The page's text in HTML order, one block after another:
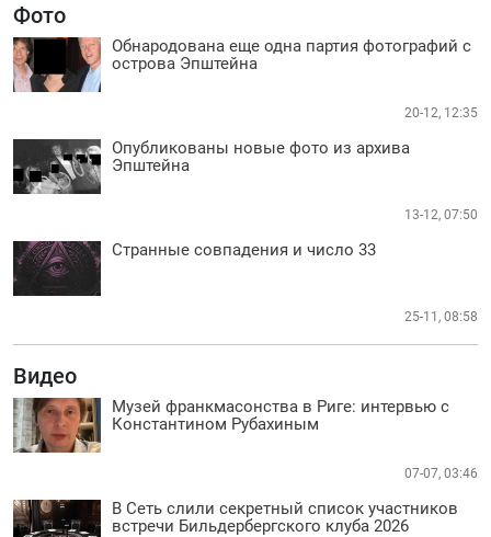
Фото
Обнародована еще одна партия фотографий с
острова Эпштейна
20-12, 12:35
Опубликованы новые фото из архива
Эпштейна
13-12, 07:50
Странные совпадения и число 33
25-11, 08:58
Видео
Музей франкмасонства в Риге: интервью с
Константином Рубахиным
07-07, 03:46
В Сеть слили секретный список участников
встречи Бильдербергского клуба 2026